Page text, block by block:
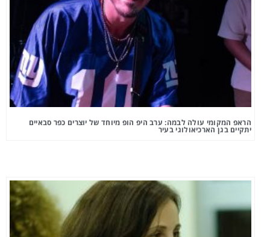
הראפ המקומי עולה לבמה: ערב היפ הופ מיוחד של יוצרים כפר סבאיים
יתקיים בגן הארכיאולוגי בעיר